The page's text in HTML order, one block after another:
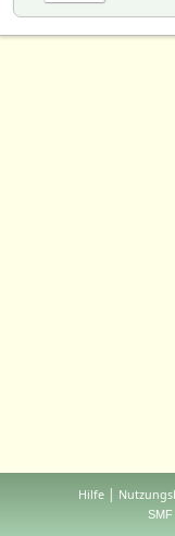
Hilfe |